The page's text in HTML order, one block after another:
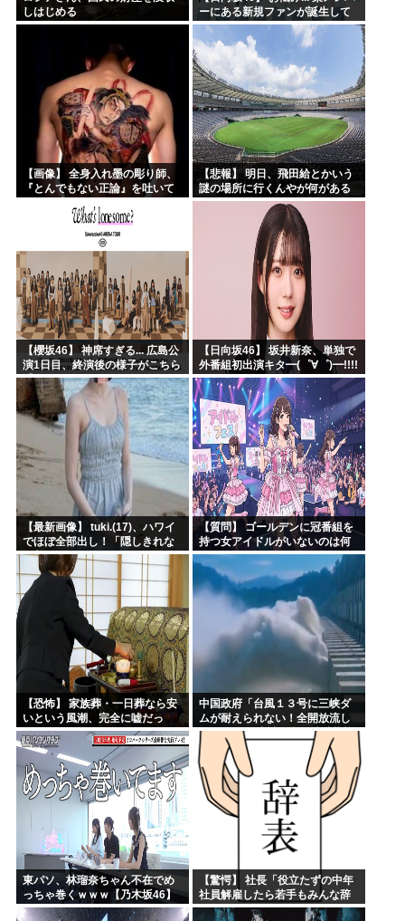
しはじめる
ーにある新規ファンが誕生して
いた
【画像】 全身入れ墨の彫り師、
『とんでもない正論』を吐いて
【悲報】 明日、飛田給とかいう
謎の場所に行くんやが何がある
んや????・・・・・・・・・
【櫻坂46】 神席すぎる... 広島公
演1日目、終演後の様子がこちら
【全国ツアー2026 What’s
lonesome?】
【日向坂46】 坂井新奈、単独で
外番組初出演キタ━(゜∀゜)━!!!!
【最新画像】 tuki.(17)、ハワイ
でほぼ全部出し！「隠しきれな
い美貌」とSNSざわつく
【質問】 ゴールデンに冠番組を
持つ女アイドルがいないのは何
故なのか？
【恐怖】 家族葬・一日葬なら安
いという風潮、完全に嘘だっ
た・・・・
中国政府「台風１３号に三峡ダ
ムが耐えられない！全開放流し
ろ！」⇒ 下流域の街が壊滅状態
ｗｗｗｗｗ
東パソ、林瑠奈ちゃん不在でめ
っちゃ巻くｗｗｗ【乃木坂46】
【驚愕】 社長「役立たずの中年
社員解雇したら若手もみんな辞
めてしまった…」